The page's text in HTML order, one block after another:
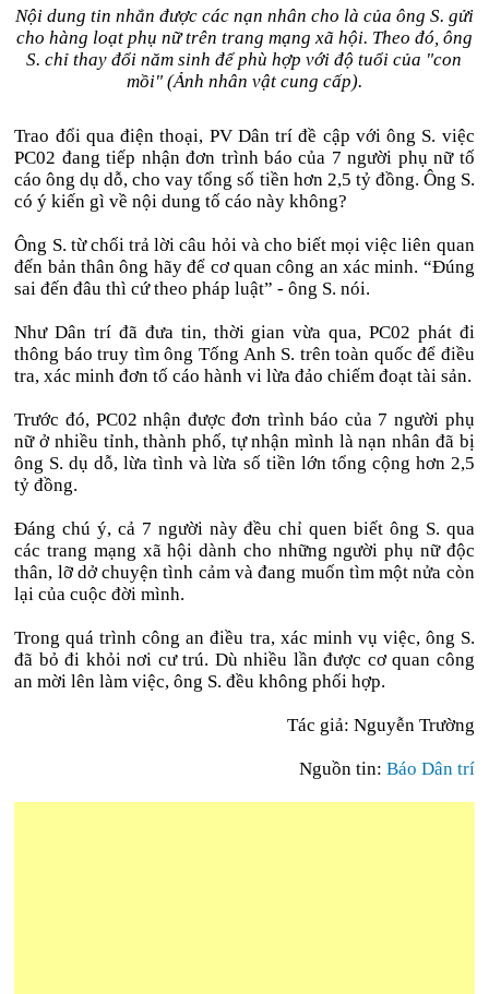
Nội dung tin nhắn được các nạn nhân cho là của ông S. gửi
cho hàng loạt phụ nữ trên trang mạng xã hội. Theo đó, ông
S. chỉ thay đổi năm sinh để phù hợp với độ tuổi của "con
mồi" (Ảnh nhân vật cung cấp).
Trao đổi qua điện thoại, PV Dân trí đề cập với ông S. việc
PC02 đang tiếp nhận đơn trình báo của 7 người phụ nữ tố
cáo ông dụ dỗ, cho vay tổng số tiền hơn 2,5 tỷ đồng. Ông S.
có ý kiến gì về nội dung tố cáo này không?
Ông S. từ chối trả lời câu hỏi và cho biết mọi việc liên quan
đến bản thân ông hãy để cơ quan công an xác minh. “Đúng
sai đến đâu thì cứ theo pháp luật” - ông S. nói.
Như Dân trí đã đưa tin, thời gian vừa qua, PC02 phát đi
thông báo truy tìm ông Tống Anh S. trên toàn quốc để điều
tra, xác minh đơn tố cáo hành vi lừa đảo chiếm đoạt tài sản.
Trước đó, PC02 nhận được đơn trình báo của 7 người phụ
nữ ở nhiều tỉnh, thành phố, tự nhận mình là nạn nhân đã bị
ông S. dụ dỗ, lừa tình và lừa số tiền lớn tổng cộng hơn 2,5
tỷ đồng.
Đáng chú ý, cả 7 người này đều chỉ quen biết ông S. qua
các trang mạng xã hội dành cho những người phụ nữ độc
thân, lỡ dở chuyện tình cảm và đang muốn tìm một nửa còn
lại của cuộc đời mình.
Trong quá trình công an điều tra, xác minh vụ việc, ông S.
đã bỏ đi khỏi nơi cư trú. Dù nhiều lần được cơ quan công
an mời lên làm việc, ông S. đều không phối hợp.
Tác giả: Nguyễn Trường
Nguồn tin: Báo Dân trí